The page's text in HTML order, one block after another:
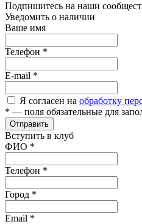
Подпишитесь на наши
Уведомить о наличии
Ваше имя
Телефон *
E-mail *
Я согласен на обработку
* — поля обязательные для
Отправить
Вступить в клуб
ФИО *
Телефон *
Город *
Email *